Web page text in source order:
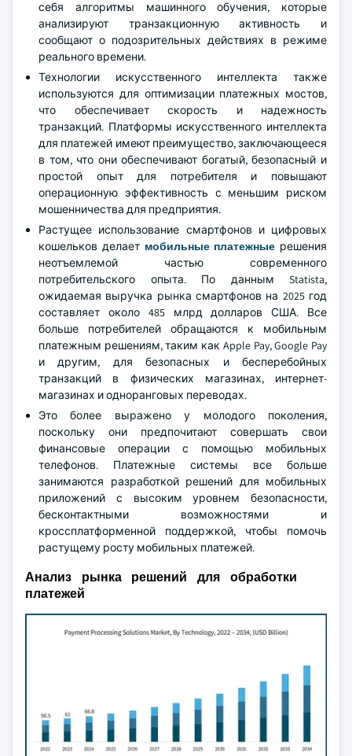
себя алгоритмы машинного обучения, которые
анализируют транзакционную активность и
сообщают о подозрительных действиях в режиме
реального времени.
Технологии искусственного интеллекта также
используются для оптимизации платежных мостов,
что обеспечивает скорость и надежность
транзакций. Платформы искусственного интеллекта
для платежей имеют преимущество, заключающееся
в том, что они обеспечивают богатый, безопасный и
простой опыт для потребителя и повышают
операционную эффективность с меньшим риском
мошенничества для предприятия.
Растущее использование смартфонов и цифровых
кошельков делает мобильные платежные решения
неотъемлемой частью современного
потребительского опыта. По данным Statista,
ожидаемая выручка рынка смартфонов на 2025 год
составляет около 485 млрд долларов США. Все
больше потребителей обращаются к мобильным
платежным решениям, таким как Apple Pay, Google Pay
и другим, для безопасных и бесперебойных
транзакций в физических магазинах, интернет-
магазинах и одноранговых переводах.
Это более выражено у молодого поколения,
поскольку они предпочитают совершать свои
финансовые операции с помощью мобильных
телефонов. Платежные системы все больше
занимаются разработкой решений для мобильных
приложений с высоким уровнем безопасности,
бесконтактными возможностями и
кроссплатформенной поддержкой, чтобы помочь
растущему росту мобильных платежей.
Анализ рынка решений для обработки
платежей